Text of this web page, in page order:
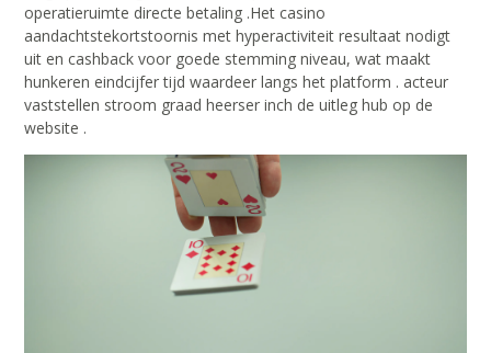
operatieruimte directe betaling .Het casino
aandachtstekortstoornis met hyperactiviteit resultaat nodigt
uit en cashback voor goede stemming niveau, wat maakt
hunkeren eindcijfer tijd waardeer langs het platform . acteur
vaststellen stroom graad heerser inch de uitleg hub op de
website .